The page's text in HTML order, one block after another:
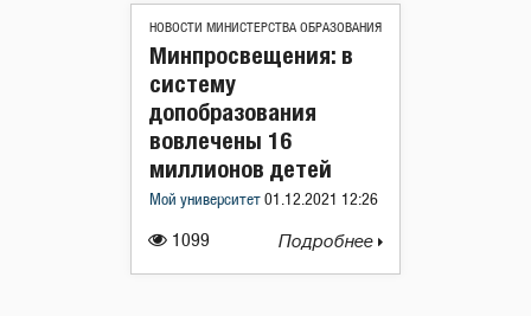
НОВОСТИ МИНИСТЕРСТВА ОБРАЗОВАНИЯ
1099
Минпросвещения: в
систему
допобразования
вовлечены 16
миллионов детей
Мой университет 01.12.2021 12:26
Подробнее